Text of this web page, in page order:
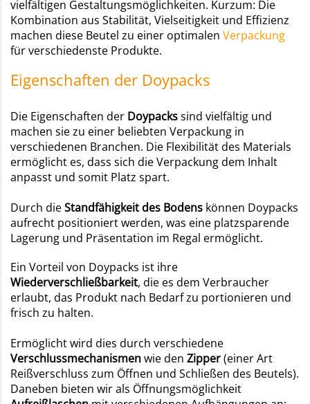
vielfältigen Gestaltungsmöglichkeiten. Kurzum: Die
Kombination aus Stabilität, Vielseitigkeit und Effizienz
machen diese Beutel zu einer optimalen Verpackung
für verschiedenste Produkte.
Eigenschaften der Doypacks
Die Eigenschaften der Doypackssind vielfältig und
machen sie zu einer beliebten Verpackung in
verschiedenen Branchen. Die Flexibilität des Materials
ermöglicht es, dass sich die Verpackung dem Inhalt
anpasst und somit Platz spart.
Durch dieStandfähigkeit des Bodens können Doypacks
aufrecht positioniert werden, was eine platzsparende
Lagerung und Präsentation im Regal ermöglicht.
Ein Vorteil von Doypacks ist ihre
Wiederverschließbarkeit, die es dem Verbraucher
erlaubt, das Produkt nach Bedarf zu portionieren und
frisch zu halten.
Ermöglicht wird dies durch verschiedene
Verschlussmechanismenwie den Zipper(einer Art
Reißverschluss zum Öffnen und Schließen des Beutels).
Daneben bieten wir als Öffnungsmöglichkeit